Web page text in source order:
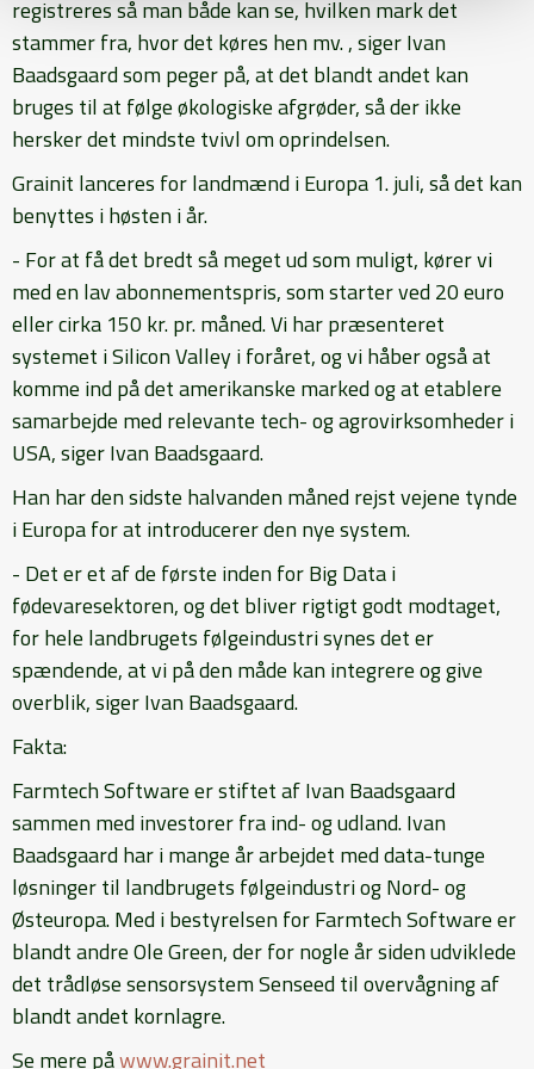
registreres så man både kan se, hvilken mark det
stammer fra, hvor det køres hen mv. , siger Ivan
Baadsgaard som peger på, at det blandt andet kan
bruges til at følge økologiske afgrøder, så der ikke
hersker det mindste tvivl om oprindelsen.
Grainit lanceres for landmænd i Europa 1. juli, så det kan
benyttes i høsten i år.
- For at få det bredt så meget ud som muligt, kører vi
med en lav abonnementspris, som starter ved 20 euro
eller cirka 150 kr. pr. måned. Vi har præsenteret
systemet i Silicon Valley i foråret, og vi håber også at
komme ind på det amerikanske marked og at etablere
samarbejde med relevante tech- og agrovirksomheder i
USA, siger Ivan Baadsgaard.
Han har den sidste halvanden måned rejst vejene tynde
i Europa for at introducerer den nye system.
- Det er et af de første inden for Big Data i
fødevaresektoren, og det bliver rigtigt godt modtaget,
for hele landbrugets følgeindustri synes det er
spændende, at vi på den måde kan integrere og give
overblik, siger Ivan Baadsgaard.
Fakta:
Farmtech Software er stiftet af Ivan Baadsgaard
sammen med investorer fra ind- og udland. Ivan
Baadsgaard har i mange år arbejdet med data-tunge
løsninger til landbrugets følgeindustri og Nord- og
Østeuropa. Med i bestyrelsen for Farmtech Software er
blandt andre Ole Green, der for nogle år siden udviklede
det trådløse sensorsystem Senseed til overvågning af
blandt andet kornlagre.
Se mere påwww.grainit.net